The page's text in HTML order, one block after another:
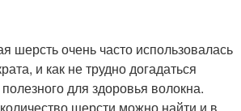
шерсть очень часто использовалась
и как не трудно догадаться
для здоровья волокна.
шерсти можно найти и в